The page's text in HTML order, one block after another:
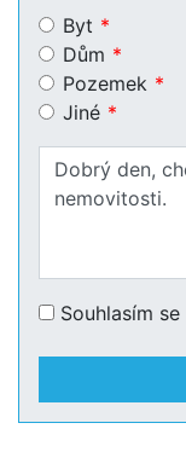
Byt
Dům
Pozemek
Jiné
Souhlasím se